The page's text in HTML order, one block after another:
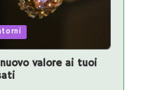
valore ai tuoi